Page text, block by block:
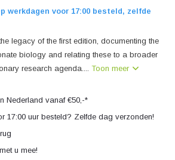
werkdagen voor 17:00 besteld, zelfde
legacy of the first edition, documenting the
biology and relating these to a broader
research agenda....Toon meer
Nederland vanaf €50,-*
17:00 uur besteld? Zelfde dag verzonden!
u mee!